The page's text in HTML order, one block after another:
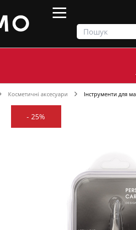
Косметичні аксесуари Інструменти для
-25%